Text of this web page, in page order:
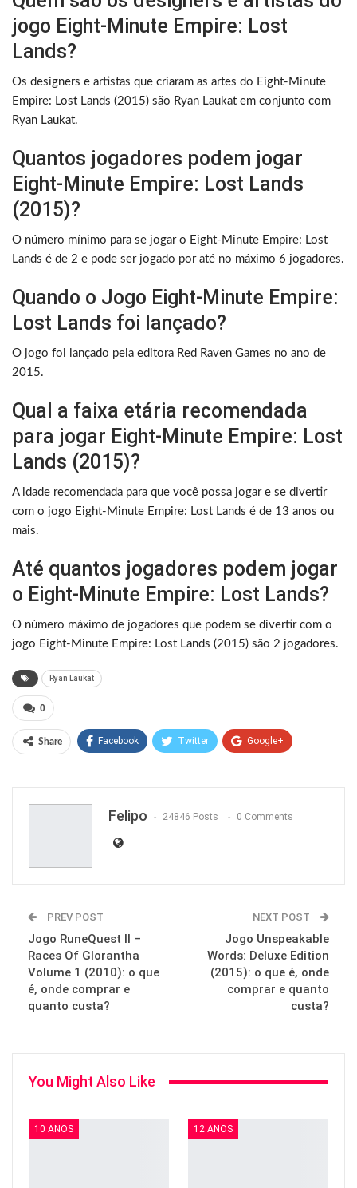
jogo Eight-Minute Empire: Lost
Lands?
Os designers e artistas que criaram as artes do Eight-Minute
Empire: Lost Lands (2015) são Ryan Laukat em conjunto com
Ryan Laukat.
Quantos jogadores podem jogar
Eight-Minute Empire: Lost Lands
(2015)?
O número mínimo para se jogar o Eight-Minute Empire: Lost
Lands é de 2 e pode ser jogado por até no máximo 6 jogadores.
Quando o Jogo Eight-Minute Empire:
Lost Lands foi lançado?
O jogo foi lançado pela editora Red Raven Games no ano de
2015.
Qual a faixa etária recomendada
para jogar Eight-Minute Empire: Lost
Lands (2015)?
A idade recomendada para que você possa jogar e se divertir
com o jogo Eight-Minute Empire: Lost Lands é de 13 anos ou
mais.
Até quantos jogadores podem jogar
o Eight-Minute Empire: Lost Lands?
O número máximo de jogadores que podem se divertir com o
jogo Eight-Minute Empire: Lost Lands (2015) são 2 jogadores.
Ryan Laukat
0
Share Facebook Twitter Google+
Email
Felipo 24846 Posts 0 Comments
PREV POST
Jogo RuneQuest II –
Races Of Glorantha
Volume 1 (2010): o que
é, onde comprar e
quanto custa?
NEXT POST
Jogo Unspeakable
Words: Deluxe Edition
(2015): o que é, onde
comprar e quanto
custa?
You Might Also Like
10 ANOS 12 ANOS